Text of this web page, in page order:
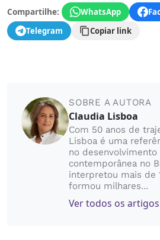
Compartilhe: WhatsApp
Telegram
Copiar link
SOBRE A AUTORA
Claudia Lisboa
Com 50 anos de
Lisboa é uma
no desenvolvimento
contemporânea no
interpretou mais de
formou milhares...
Ver todos os